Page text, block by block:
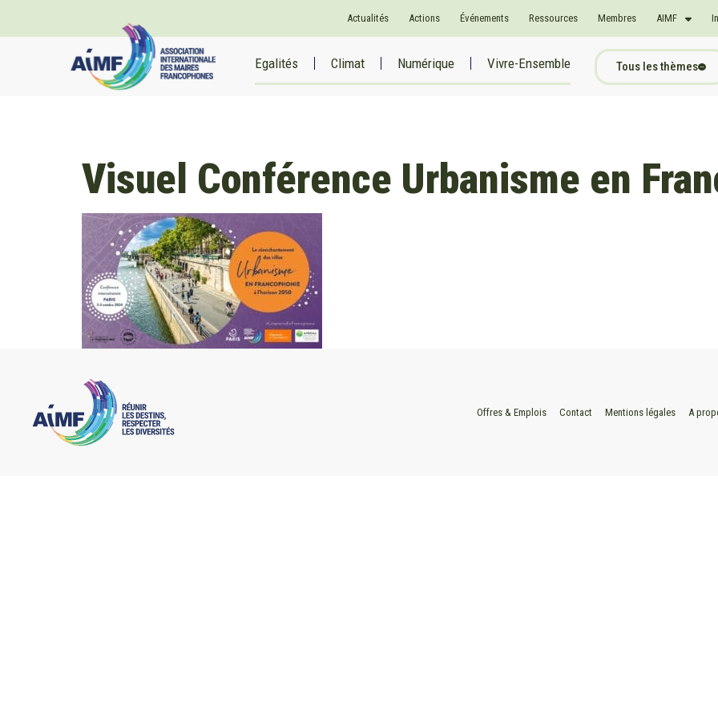
Actualités Actions Événements Ressources Membres AIMF
Egalités Climat Numérique Vivre-Ensemble Tous les thèmes
Visuel Conférence Urbanisme en
Offres & Emplois Contact Mentions légales A